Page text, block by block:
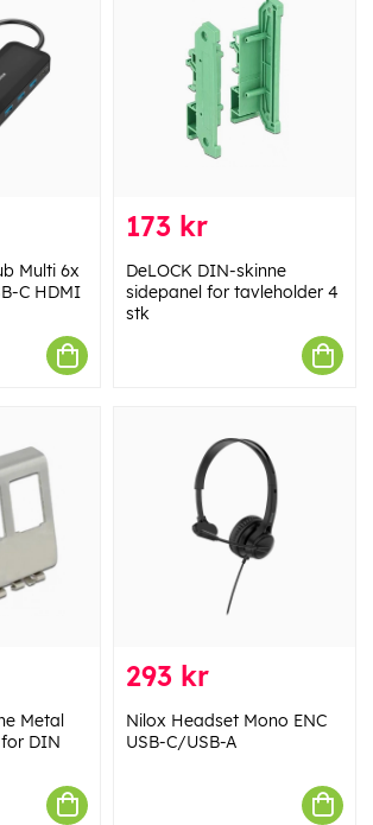
Multi 6x
C HDMI
173 kr
DeLOCK DIN-skinne
sidepanel for tavleholder 4
stk
Metal
DIN
293 kr
Nilox Headset Mono ENC
USB-C/USB-A